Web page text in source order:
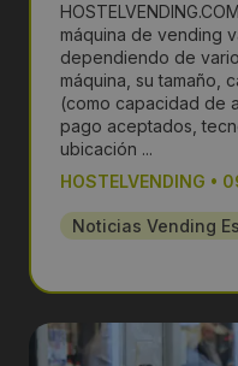
máquina de vending
dependiendo de
máquina, su tamaño,
(como capacidad de
pago aceptados,
ubicación ...
HOSTELVENDING •
Noticias Vending